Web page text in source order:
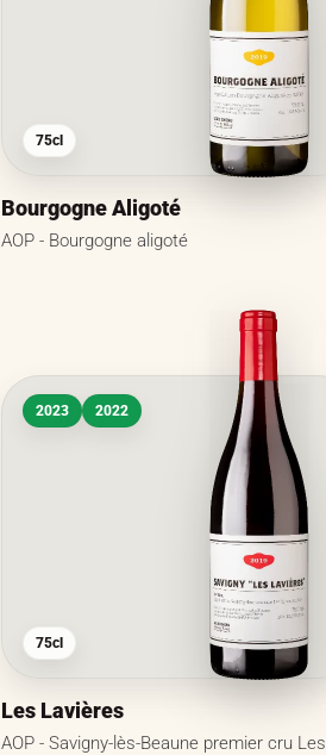
75cl
Bourgogne Aligoté
AOP - Bourgogne aligoté
2023 2022
75cl
Les Lavières
AOP - Savigny-lès-Beaune premier cru Les